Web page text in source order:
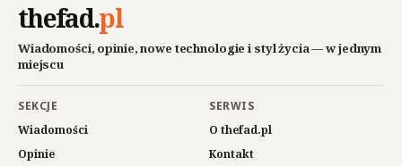
thefad.pl
Wiadomości, opinie, nowe technologie i styl życia — w jednym
miejscu
SEKCJE
Wiadomości
Opinie
SERWIS
O thefad.pl
Kontakt